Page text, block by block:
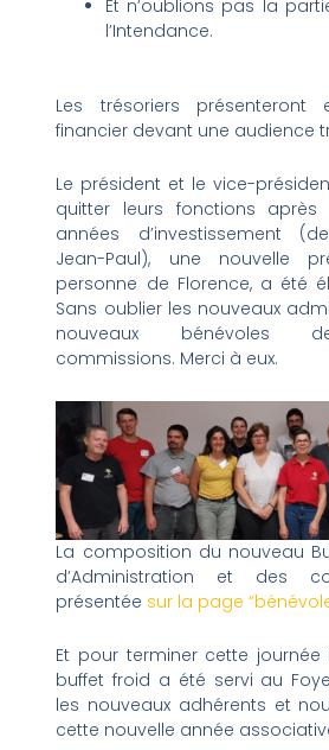
Et n’oublions pas la
l’Intendance.
Les trésoriers présenteront
financier devant une audience
Le président et le vice-
quitter leurs fonctions après
années d’investissement
Jean-Paul), une nouvelle
personne de Florence, a été
Sans oublier les nouveaux
nouveaux bénévoles
commissions. Merci à eux.
La composition du nouveau
d’Administration et des
présentée sur la page
Et pour terminer cette journée
buffet froid a été servi au
les nouveaux adhérents et
cette nouvelle année